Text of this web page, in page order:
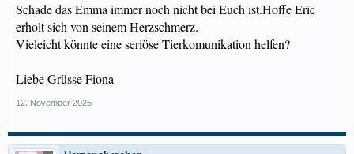
Schade das Emma immer noch nicht bei Euch ist.Hoffe Eric
erholt sich von seinem Herzschmerz.
Vieleicht könnte eine seriöse Tierkomunikation helfen?
Liebe Grüsse Fiona
12. November 2025